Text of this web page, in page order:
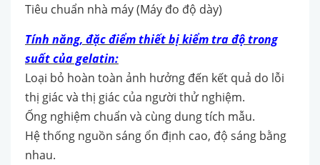
Tiêu chuẩn nhà máy (Máy đo độ dày)
Tính năng, đặc điểmthiết bị kiểm tra độ trong
suất của gelatin:
Loại bỏ hoàn toàn ảnh hưởng đến kết quả do lỗi
thị giác và thị giác của người thử nghiệm.
Ống nghiệm chuẩn và cùng dung tích mẫu.
Hệ thống nguồn sáng ổn định cao, độ sáng bằng
nhau.